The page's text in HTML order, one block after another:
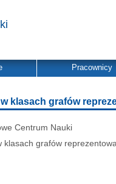
Pracownicy
klasach grafów
Centrum Nauki
grafów